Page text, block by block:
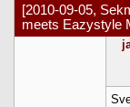
[2010-09-05,
meets Eazystyle